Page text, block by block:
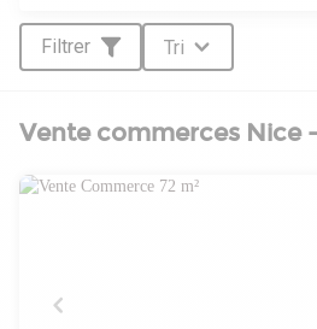
Filtrer Tri
Vente commerces Nice